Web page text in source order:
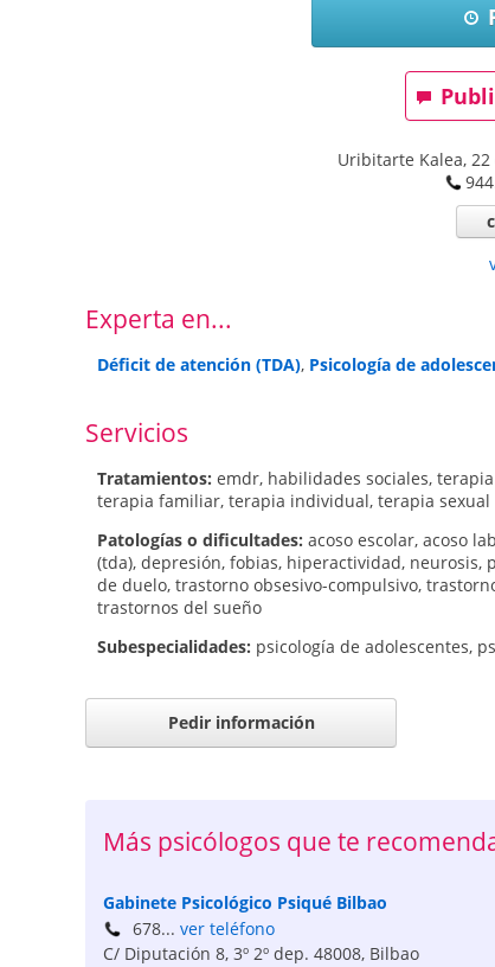
Uribitarte Kalea, 22
Experta en...
Déficit de atención (TDA), Psicología de
Servicios
Tratamientos: emdr, habilidades sociales,
terapia familiar, terapia individual, terapia sexual
Patologí­as o dificultades: acoso escolar, acoso
(tda), depresión, fobias, hiperactividad, neurosis,
de duelo, trastorno obsesivo-compulsivo,
trastornos del sueño
Subespecialidades: psicología de adolescentes,
Pedir información
Más psicólogos que te
Gabinete Psicológico Psiqué Bilbao
678... ver teléfono
C/ Diputación 8, 3º 2º dep. 48008, Bilbao